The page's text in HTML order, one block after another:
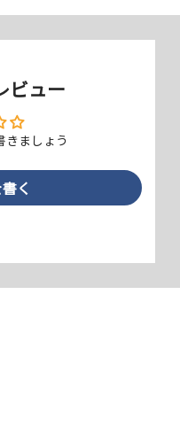
。曲面への追従性・吸着力が
り広範囲できっちりと貼るこ
のものの強度は変わりませ
ビュー
きましょう
く